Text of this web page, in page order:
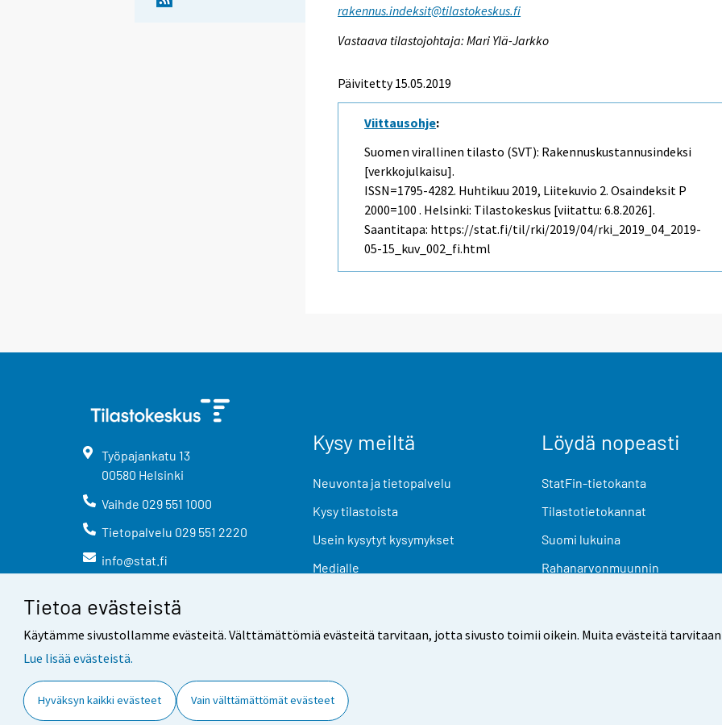
Tietoa evästeistä
Käytämme sivustollamme evästeitä. Välttämättömiä evästeitä tarvitaan, jotta sivusto toimii oikein. Muita evästeitä
Lue lisää evästeistä.
Hyväksyn kaikki evästeet Vain välttämättömät evästeet
rakennus.indeksit@tilastokeskus.fi
Vastaava tilastojohtaja: Mari Ylä-Jarkko
Päivitetty 15.05.2019
Viittausohje:
Suomen virallinen tilasto (SVT): Rakennuskustannusindeksi
[verkkojulkaisu].
ISSN=1795-4282. Huhtikuu 2019, Liitekuvio 2. Osaindeksit P
2000=100 . Helsinki: Tilastokeskus [viitattu: 6.8.2026].
Saantitapa: https://stat.fi/til/rki/2019/04/rki_2019_04_2019-
05-15_kuv_002_fi.html
Työpajankatu 13
00580 Helsinki
Vaihde 029 551 1000
Tietopalvelu 029 551 2220
info@stat.fi
Kysy meiltä
Neuvonta ja tietopalvelu
Kysy tilastoista
Usein kysytyt kysymykset
Medialle
Löydä nopeasti
StatFin-tietokanta
Tilastotietokannat
Suomi lukuina
Rahanarvonmuunnin
Yhteystiedot Palaute